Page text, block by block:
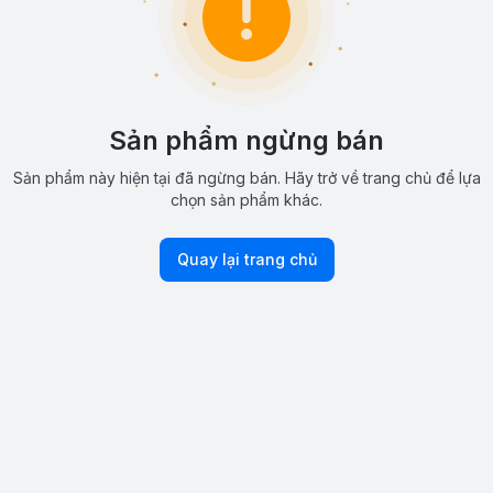
Sản phẩm ngừng bán
Sản phẩm này hiện tại đã ngừng bán. Hãy trở về trang chủ để lựa
chọn sản phẩm khác.
Quay lại trang chủ